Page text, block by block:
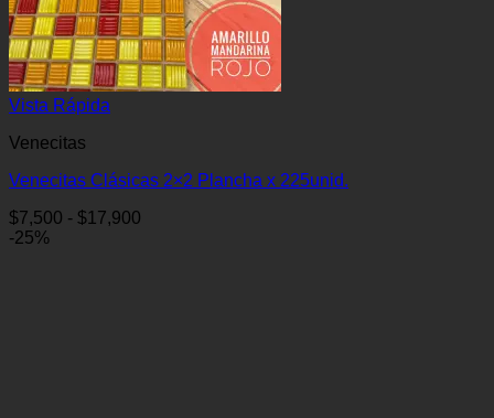
Vista Rápida
Venecitas
Venecitas Clásicas 2×2 Plancha x 225unid.
$7,500 - $17,900
-25%